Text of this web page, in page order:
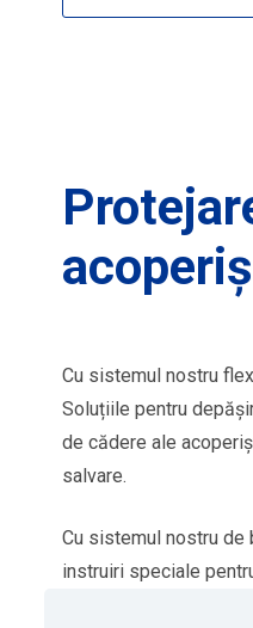
Cu sistemul nostru
Soluțiile pentru
de cădere ale
salvare.
Cu sistemul nostru de
instruiri speciale